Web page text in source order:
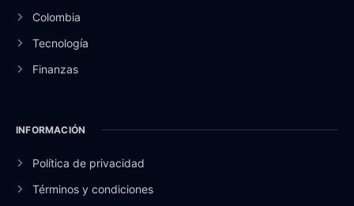
Colombia
Tecnología
Finanzas
INFORMACIÓN
Política de privacidad
Términos y condiciones